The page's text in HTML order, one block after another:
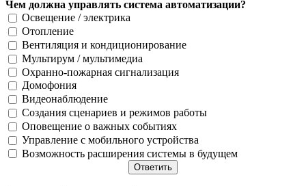
Чем должна управлять система автоматизации?
Освещение / электрика
Отопление
Вентиляция и кондиционирование
Мультирум / мультимедиа
Охранно-пожарная сигнализация
Домофония
Видеонаблюдение
Создания сценариев и режимов работы
Оповещение о важных событиях
Управление с мобильного устройства
Возможность расширения системы в будущем